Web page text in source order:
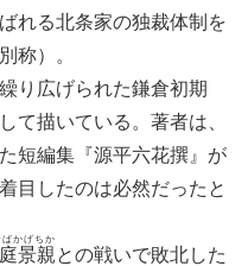
れる北条家の独裁体制を
称）。
り広げられた鎌倉初期
て描いている。著者は、
短編集『源平六花撰』が
目したのは必然だったと
景親
ばかげちか
との戦いで敗北した